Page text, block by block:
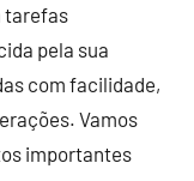
tarefas
pela sua
com facilidade,
Vamos
importantes